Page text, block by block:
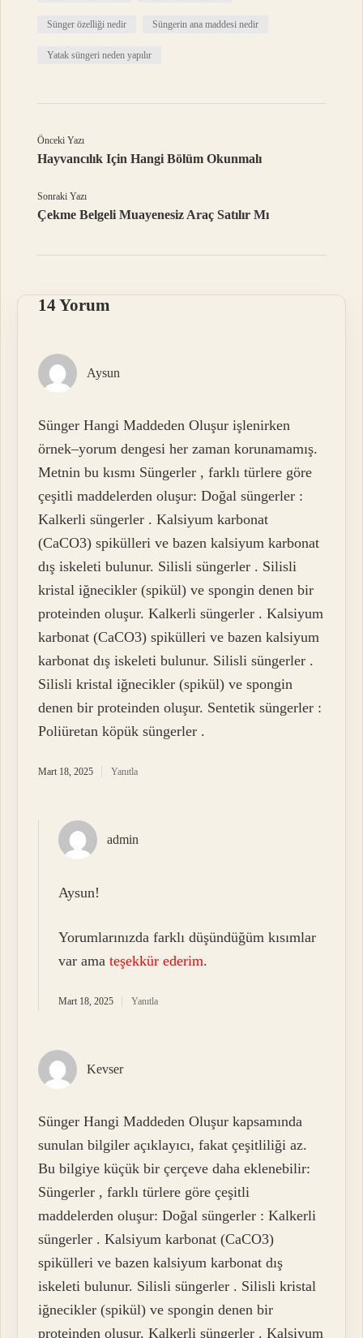
Sünger özelliği nedir Süngerin ana maddesi nedir
Yatak süngeri neden yapılır
Önceki Yazı
Hayvancılık Için Hangi Bölüm Okunmalı
Sonraki Yazı
Çekme Belgeli Muayenesiz Araç Satılır Mı
14 Yorum
Aysun
Sünger Hangi Maddeden Oluşur işlenirken
örnek–yorum dengesi her zaman korunamamış.
Metnin bu kısmı Süngerler , farklı türlere göre
çeşitli maddelerden oluşur: Doğal süngerler :
Kalkerli süngerler . Kalsiyum karbonat
(CaCO3) spikülleri ve bazen kalsiyum karbonat
dış iskeleti bulunur. Silisli süngerler . Silisli
kristal iğnecikler (spikül) ve spongin denen bir
proteinden oluşur. Kalkerli süngerler . Kalsiyum
karbonat (CaCO3) spikülleri ve bazen kalsiyum
karbonat dış iskeleti bulunur. Silisli süngerler .
Silisli kristal iğnecikler (spikül) ve spongin
denen bir proteinden oluşur. Sentetik süngerler :
Poliüretan köpük süngerler .
Mart 18, 2025 Yanıtla
admin
Aysun!
Yorumlarınızda farklı düşündüğüm kısımlar
var amateşekkür ederim.
Mart 18, 2025 Yanıtla
Kevser
Sünger Hangi Maddeden Oluşur kapsamında
sunulan bilgiler açıklayıcı, fakat çeşitliliği az.
Bu bilgiye küçük bir çerçeve daha eklenebilir:
Süngerler , farklı türlere göre çeşitli
maddelerden oluşur: Doğal süngerler : Kalkerli
süngerler . Kalsiyum karbonat (CaCO3)
spikülleri ve bazen kalsiyum karbonat dış
iskeleti bulunur. Silisli süngerler . Silisli kristal
iğnecikler (spikül) ve spongin denen bir
proteinden oluşur. Kalkerli süngerler . Kalsiyum